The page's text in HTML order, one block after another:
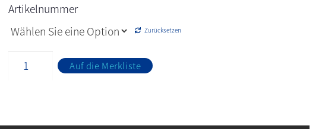
Artikelnummer
Zurücksetzen
Auf die Merkliste